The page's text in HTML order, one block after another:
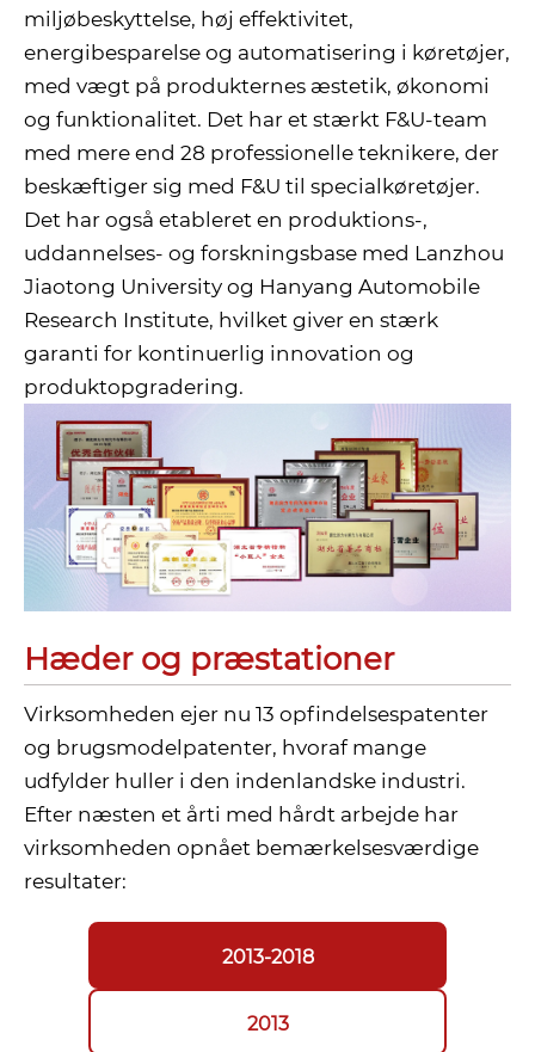
miljøbeskyttelse, høj effektivitet,
energibesparelse og automatisering i køretøjer,
med vægt på produkternes æstetik, økonomi
og funktionalitet. Det har et stærkt F&U-team
med mere end 28 professionelle teknikere, der
beskæftiger sig med F&U til specialkøretøjer.
Det har også etableret en produktions-,
uddannelses- og forskningsbase med Lanzhou
Jiaotong University og Hanyang Automobile
Research Institute, hvilket giver en stærk
garanti for kontinuerlig innovation og
produktopgradering.
Hæder og præstationer
Virksomheden ejer nu 13 opfindelsespatenter
og brugsmodelpatenter, hvoraf mange
udfylder huller i den indenlandske industri.
Efter næsten et årti med hårdt arbejde har
virksomheden opnået bemærkelsesværdige
resultater:
2013-2018
2013